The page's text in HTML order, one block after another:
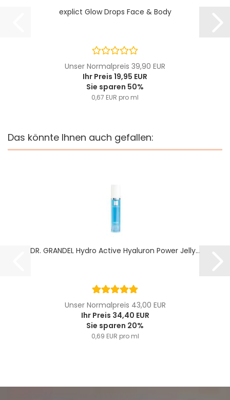
explict Glow Drops Face & Body
Unser Normalpreis 39,90 EUR
Ihr Preis 19,95 EUR
Sie sparen 50%
0,67 EUR pro ml
Das könnte Ihnen auch gefallen:
DR. GRANDEL Hydro Active Hyaluron Power Jelly...
Unser Normalpreis 43,00 EUR
Ihr Preis 34,40 EUR
Sie sparen 20%
0,69 EUR pro ml